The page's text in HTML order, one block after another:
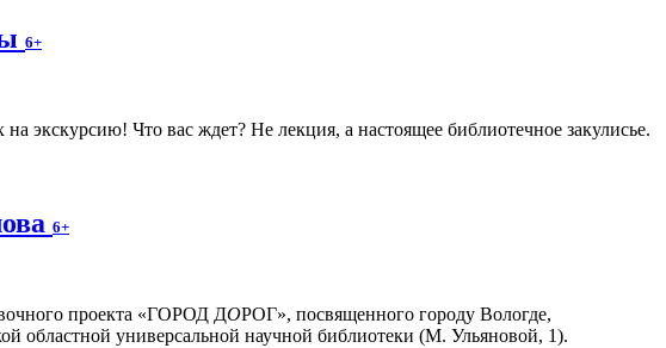
6+
экскурсию! Что вас ждет? Не лекция, а настоящее библиотечное закулисье.
6+
проекта «ГОРОД ДОРОГ», посвященного городу Вологде,
областной универсальной научной библиотеки (М. Ульяновой, 1).